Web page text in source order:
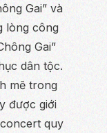
Gai” và
lòng công
Gai”
dân tộc.
mẽ trong
được giới
quy